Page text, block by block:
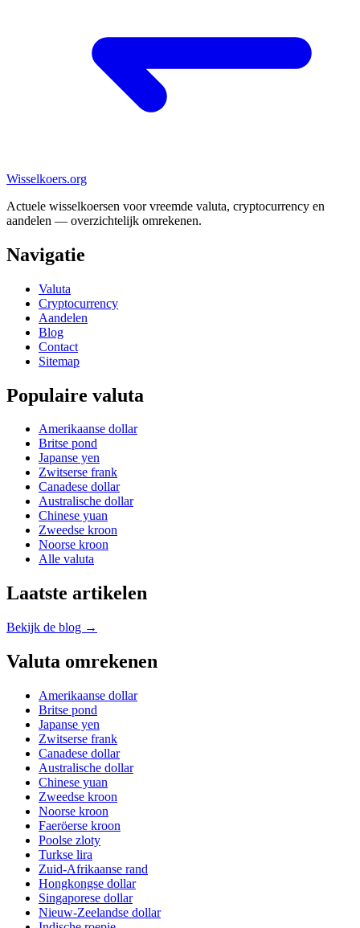
Wisselkoers.org
Actuele wisselkoersen voor vreemde valuta, cryptocurrency en
aandelen — overzichtelijk omrekenen.
Navigatie
Valuta
Cryptocurrency
Aandelen
Blog
Contact
Sitemap
Populaire valuta
Amerikaanse dollar
Britse pond
Japanse yen
Zwitserse frank
Canadese dollar
Australische dollar
Chinese yuan
Zweedse kroon
Noorse kroon
Alle valuta
Laatste artikelen
Bekijk de blog →
Valuta omrekenen
Amerikaanse dollar
Britse pond
Japanse yen
Zwitserse frank
Canadese dollar
Australische dollar
Chinese yuan
Zweedse kroon
Noorse kroon
Faeröerse kroon
Poolse zloty
Turkse lira
Zuid-Afrikaanse rand
Hongkongse dollar
Singaporese dollar
Nieuw-Zeelandse dollar